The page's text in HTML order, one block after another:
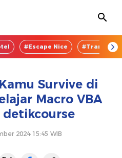
#Escape Nice
Survive di
Macro VBA
detikcourse
2024 15:45 WIB